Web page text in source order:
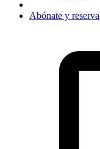
Abónate y reserva